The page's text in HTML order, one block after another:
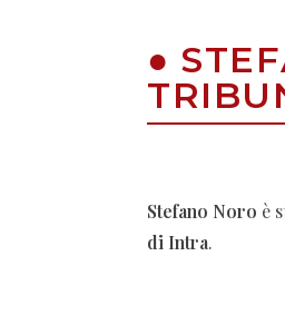
●
Stefano Noro è
di Intra.